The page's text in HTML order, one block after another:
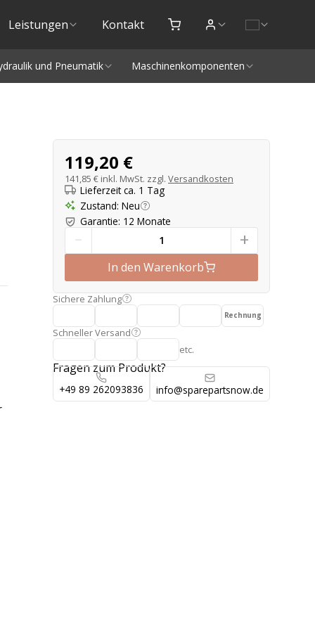
Leistungen Kontakt
und Pneumatik Maschinenkomponenten
Produktangebot
119,20 €
141,85 € inkl. MwSt. zzgl. Versandkosten
Lieferzeit ca. 1 Tag
Zustand:Neu
Garantie: 12 Monate
- +
In den Warenkorb
Sichere Zahlung
Rechnung
Schneller Versand
etc.
Fragen zum Produkt?
+49 89 262093836 info@sparepartsnow.de